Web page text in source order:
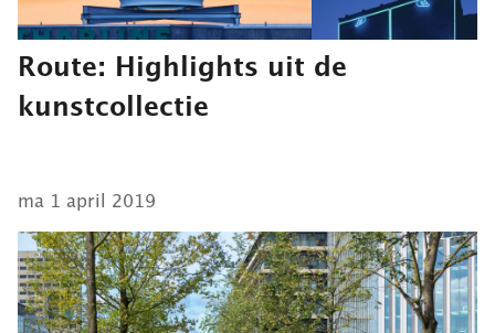
Route: Highlights uit de
kunstcollectie
ma 1 april 2019